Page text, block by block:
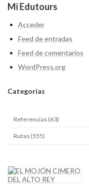
Mi Edutours
Acceder
Feed de entradas
Feed de comentarios
WordPress.org
Categorías
Referencias (63)
Rutas (555)